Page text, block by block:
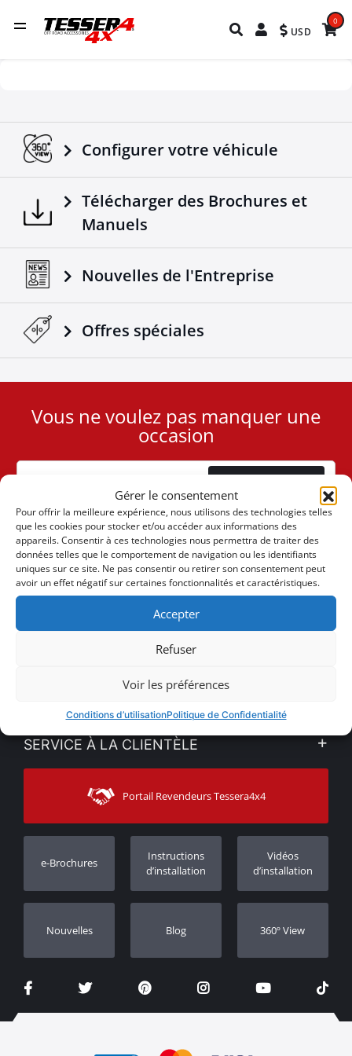
Gérer le consentement
Pour offrir la meilleure expérience, nous utilisons des technologies telles
que les cookies pour stocker et/ou accéder aux informations des
appareils. Consentir à ces technologies nous permettra de traiter des
données telles que le comportement de navigation ou les identifiants
uniques sur ce site. Ne pas consentir ou retirer son consentement peut
avoir un effet négatif sur certaines fonctionnalités et caractéristiques.
Accepter
Refuser
Voir les préférences
Conditions d’utilisationPolitique de Confidentialité
USD
0
Configurer votre véhicule
Télécharger des Brochures et
Manuels
Nouvelles de l'Entreprise
Offres spéciales
User
Cookie
Vous ne voulez pas manquer une
occasion
(+30) 6947901533
(+30) 2105542813
Politique de Confidentialité
Voir nos actualités
Sitemap
VENTES EN LIGNE
Mon compte
Moyens d’expédition
SERVICE À LA CLIENTÈLE
Contacter
Assistance aux clients
Suivi des commandes
Concessionnaires
Portail Revendeurs Tessera4x4
e-Brochures
Instructions
d’installation
Vidéos
d’installation
Nouvelles Blog 360º View